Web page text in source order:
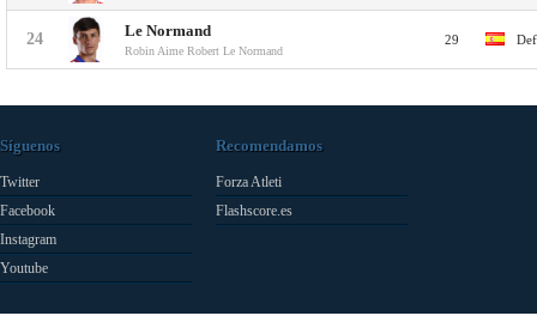
24 Le Normand
Robin Aime Robert Le Normand
29
Síguenos
Twitter
Facebook
Instagram
Youtube
Recomendamos
Forza Atleti
Flashscore.es